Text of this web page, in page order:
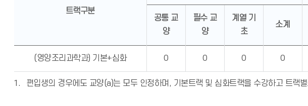
트랙구분
공통 교
양
필수 교
양
계열 기
초
소계
(영양조리과학과) 기본+심화 0 0 0 0
편입생의 경우에도 교양(a)는 모두 인정하며, 기본트랙 및 심화트랙을 수강하고 트랙